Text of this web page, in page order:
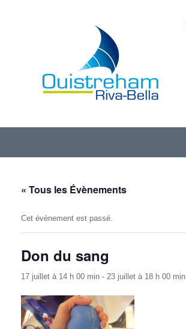
« Tous les Évènements
Cet évènement est passé.
Don du sang
17 juillet à 14 h 00 min - 23 juillet à 18 h 00 min